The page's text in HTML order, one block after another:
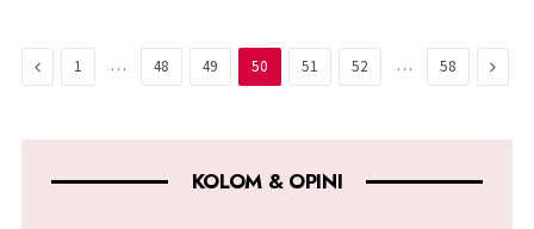
Previous
1 … 48 49 50 51 52 … 58 Next
KOLOM & OPINI